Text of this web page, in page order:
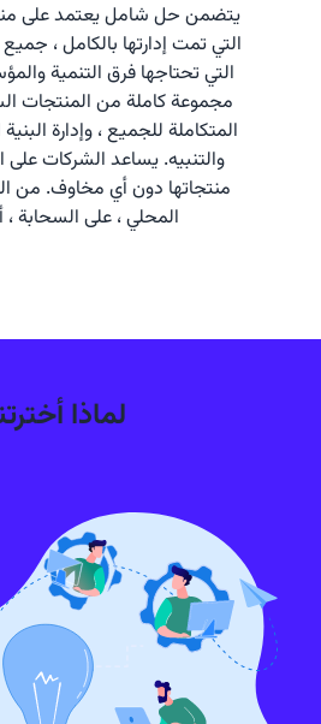
التي تمت إدارتها بالكامل ،
التي تحتاجها فرق التنمية
مجموعة كاملة من المنتجات
المتكاملة للجميع ، وإدارة
والتنبيه. يساعد الشركات على
المحلي ، على السحابة ،
لماذا